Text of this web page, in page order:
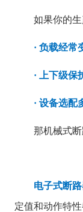
如果你的生
· 负载经常
· 上下级保
· 设备选配多
那机械式断
电子式断
定值和动作特